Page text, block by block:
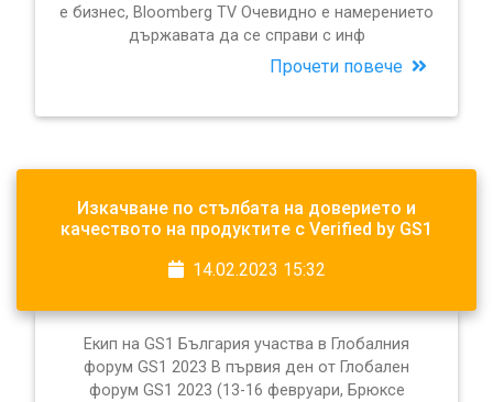
е бизнес, Bloomberg TV Очевидно е намерението
държавата да се справи с инф
Прочети повече
Изкачване по стълбата на доверието и
качеството на продуктите с Verified by GS1
14.02.2023 15:32
Екип на GS1 България участва в Глобалния
форум GS1 2023 В първия ден от Глобален
форум GS1 2023 (13-16 февруари, Брюксе